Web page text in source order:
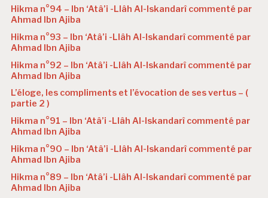
Hikma n°94 – Ibn ‘Atâ’i -Llâh Al-Iskandarî commenté par
Ahmad Ibn Ajiba
Hikma n°93 – Ibn ‘Atâ’i -Llâh Al-Iskandarî commenté par
Ahmad Ibn Ajiba
Hikma n°92 – Ibn ‘Atâ’i -Llâh Al-Iskandarî commenté par
Ahmad Ibn Ajiba
L’éloge, les compliments et l’évocation de ses vertus – (
partie 2 )
Hikma n°91 – Ibn ‘Atâ’i -Llâh Al-Iskandarî commenté par
Ahmad Ibn Ajiba
Hikma n°90 – Ibn ‘Atâ’i -Llâh Al-Iskandarî commenté par
Ahmad Ibn Ajiba
Hikma n°89 – Ibn ‘Atâ’i -Llâh Al-Iskandarî commenté par
Ahmad Ibn Ajiba